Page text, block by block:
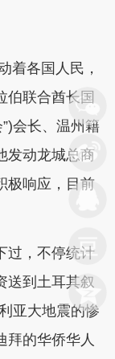
各国人民，
伯联合酋长国
会长、温州籍
发动龙城总商
极响应，目前
，不停统计
送到土耳其叙
亚大地震的惨
拜的华侨华人